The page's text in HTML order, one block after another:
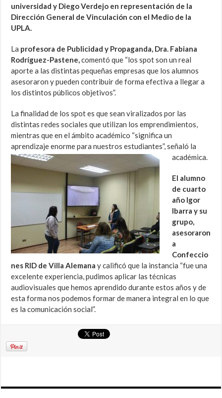
universidad y Diego Verdejo en representación de la
Dirección General de Vinculación con el Medio de la
UPLA.
La profesora de Publicidad y Propaganda, Dra. Fabiana
Rodríguez-Pastene,comentó que “los spot son un real
aporte a las distintas pequeñas empresas que los alumnos
asesoraron y pueden contribuir de forma efectiva a llegar a
los distintos públicos objetivos”.
La finalidad de los spot es que sean viralizados por las
distintas redes sociales que utilizan los emprendimientos,
mientras que en el ámbito académico “significa un
aprendizaje enorme paranuestros estudiantes”, señaló la
académica.
El alumno
de cuarto
año Igor
Ibarra y su
grupo,
asesoraron
a
Confeccio
nes RID de Villa Alemana y calificó que la instancia “fue una
excelente experiencia, pudimos aplicar las técnicas
audiovisuales que hemos aprendido durante estos años y de
esta forma nos podemos formar de manera integral en lo que
es la comunicación social”.